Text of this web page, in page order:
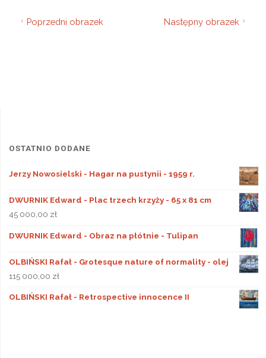
Poprzedni obrazek Następny obrazek
OSTATNIO DODANE
Jerzy Nowosielski - Hagar na pustynii - 1959 r.
DWURNIK Edward - Plac trzech krzyży - 65 x 81 cm
45 000,00 zł
DWURNIK Edward - Obraz na płótnie - Tulipan
OLBIŃSKI Rafał - Grotesque nature of normality - olej
115 000,00 zł
OLBIŃSKI Rafał - Retrospective innocence II